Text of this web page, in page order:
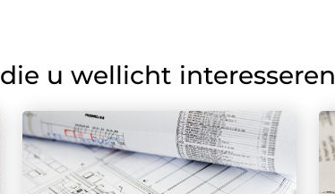
die u wellicht interesseren